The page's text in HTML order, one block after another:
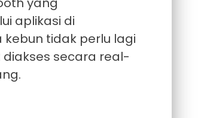
aplikasi di
tidak perlu lagi
secara real-